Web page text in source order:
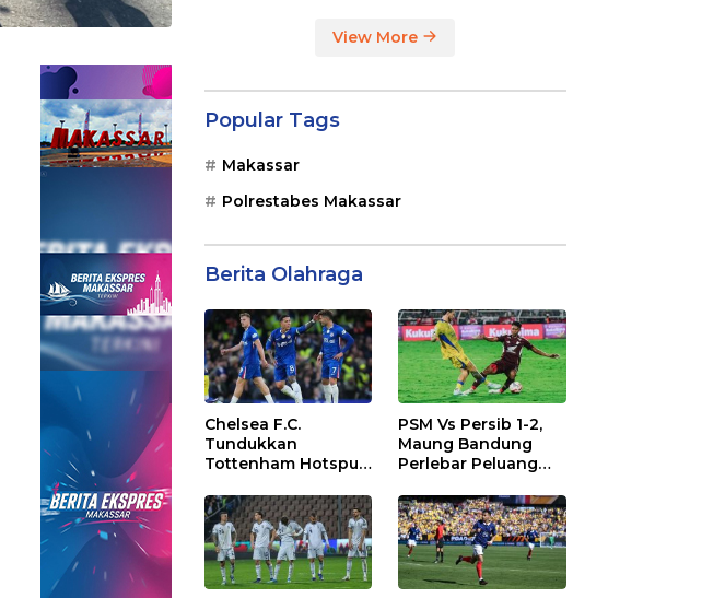
View More
Popular Tags
Makassar
Polrestabes Makassar
Berita Olahraga
Chelsea F.C.
Tundukkan
Tottenham Hotspur
Bridge
PSM Vs Persib 1-2,
Maung Bandung
Perlebar Peluang
League